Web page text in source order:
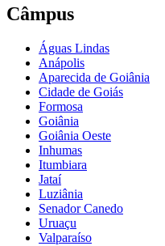
Câmpus
Águas Lindas
Anápolis
Aparecida de Goiânia
Cidade de Goiás
Formosa
Goiânia
Goiânia Oeste
Inhumas
Itumbiara
Jataí
Luziânia
Senador Canedo
Uruaçu
Valparaíso